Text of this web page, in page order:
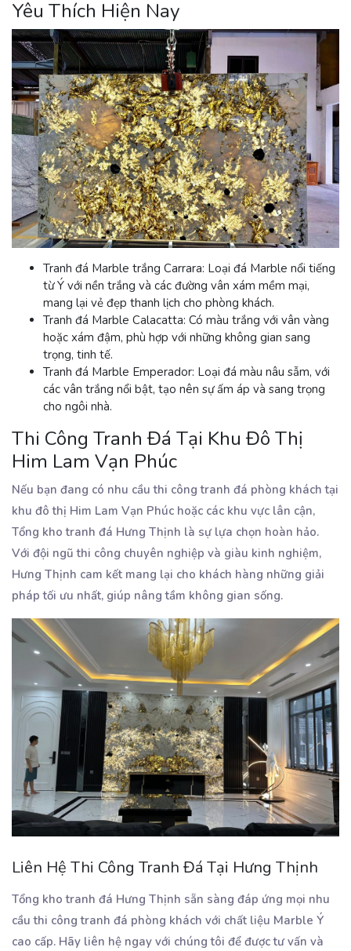
Yêu Thích Hiện Nay
Tranh đá Marble trắng Carrara: Loại đá Marble nổi tiếng
từ Ý với nền trắng và các đường vân xám mềm mại,
mang lại vẻ đẹp thanh lịch cho phòng khách.
Tranh đá Marble Calacatta: Có màu trắng với vân vàng
hoặc xám đậm, phù hợp với những không gian sang
trọng, tinh tế.
Tranh đá Marble Emperador: Loại đá màu nâu sẫm, với
các vân trắng nổi bật, tạo nên sự ấm áp và sang trọng
cho ngôi nhà.
Thi Công Tranh Đá Tại Khu Đô Thị
Him Lam Vạn Phúc
Nếu bạn đang có nhu cầu thi công tranh đá phòng khách tại
khu đô thị Him Lam Vạn Phúc hoặc các khu vực lân cận,
Tổng kho tranh đá Hưng Thịnh là sự lựa chọn hoàn hảo.
Với đội ngũ thi công chuyên nghiệp và giàu kinh nghiệm,
Hưng Thịnh cam kết mang lại cho khách hàng những giải
pháp tối ưu nhất, giúp nâng tầm không gian sống.
Liên Hệ Thi Công Tranh Đá Tại Hưng Thịnh
Tổng kho tranh đá Hưng Thịnh sẵn sàng đáp ứng mọi nhu
cầu thi công tranh đá phòng khách với chất liệu Marble Ý
cao cấp. Hãy liên hệ ngay với chúng tôi để được tư vấn và